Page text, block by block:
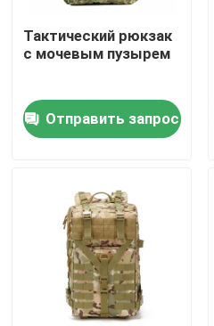
Контроль качества
Запросите цитату
Тактическая сумка оружия
Охотиться сумка оружия
Тактический рюкзак
с мочевым пузырем
Отправить запрос